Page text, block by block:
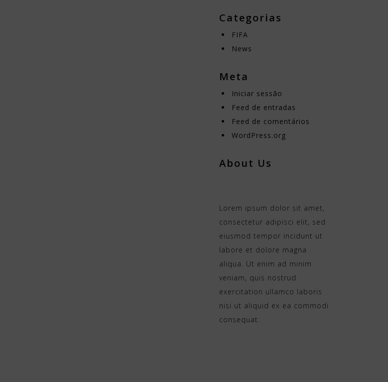
Categorias
FIFA
News
Meta
Iniciar sessão
Feed de entradas
Feed de comentários
WordPress.org
About Us
Lorem ipsum dolor sit amet,
consectetur adipisci elit, sed
eiusmod tempor incidunt ut
labore et dolore magna
aliqua. Ut enim ad minim
veniam, quis nostrud
exercitation ullamco laboris
nisi ut aliquid ex ea commodi
consequat.